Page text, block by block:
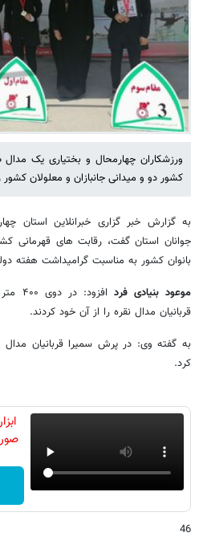
ورزشکاران چهارمحال و بختیاری یک
کشور دو و میدانی جانبازان و معلولان کشور
به گزارش خبر گزاری خبرانلاین استان
جوانان استان گفت، رقابت های قهرمانی
بانوان کشور به مناسبت گرامیداشت هفته
موعود بنیادی فرد
قربانیان مدال نقره را از آن خود کردند.
به گفته وی: در پرش سمیرا قربانیان
کرد.
46